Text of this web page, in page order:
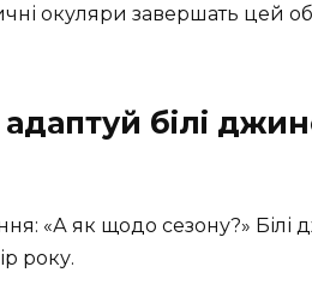
окуляри завершать цей
білі
«А як щодо сезону?»
року.